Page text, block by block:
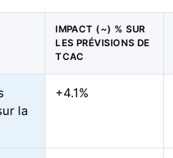
IMPACT (~) % SUR
LES PRÉVISIONS DE
TCAC
la
+4.1%